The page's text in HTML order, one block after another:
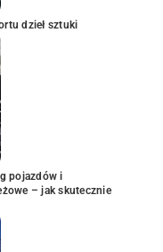
dzieł sztuki
pojazdów i
– jak skutecznie